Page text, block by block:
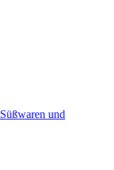
Süßwaren und